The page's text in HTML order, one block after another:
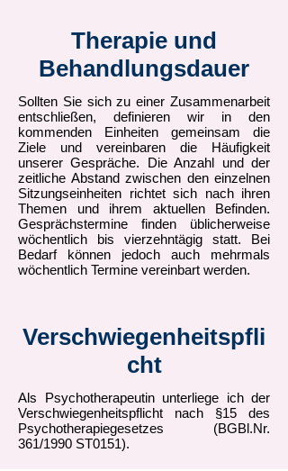
Therapie und
Behandlungsdauer
Sollten Sie sich zu einer Zusammenarbeit
entschließen, definieren wir in den
kommenden Einheiten gemeinsam die
Ziele und vereinbaren die Häufigkeit
unserer Gespräche. Die Anzahl und der
zeitliche Abstand zwischen den einzelnen
Sitzungseinheiten richtet sich nach ihren
Themen und ihrem aktuellen Befinden.
Gesprächstermine finden üblicherweise
wöchentlich bis vierzehntägig statt. Bei
Bedarf können jedoch auch mehrmals
wöchentlich Termine vereinbart werden.
Verschwiegenheitspfli
cht
Als Psychotherapeutin unterliege ich der
Verschwiegenheitspflicht nach §15 des
Psychotherapiegesetzes (BGBl.Nr.
361/1990 ST0151).